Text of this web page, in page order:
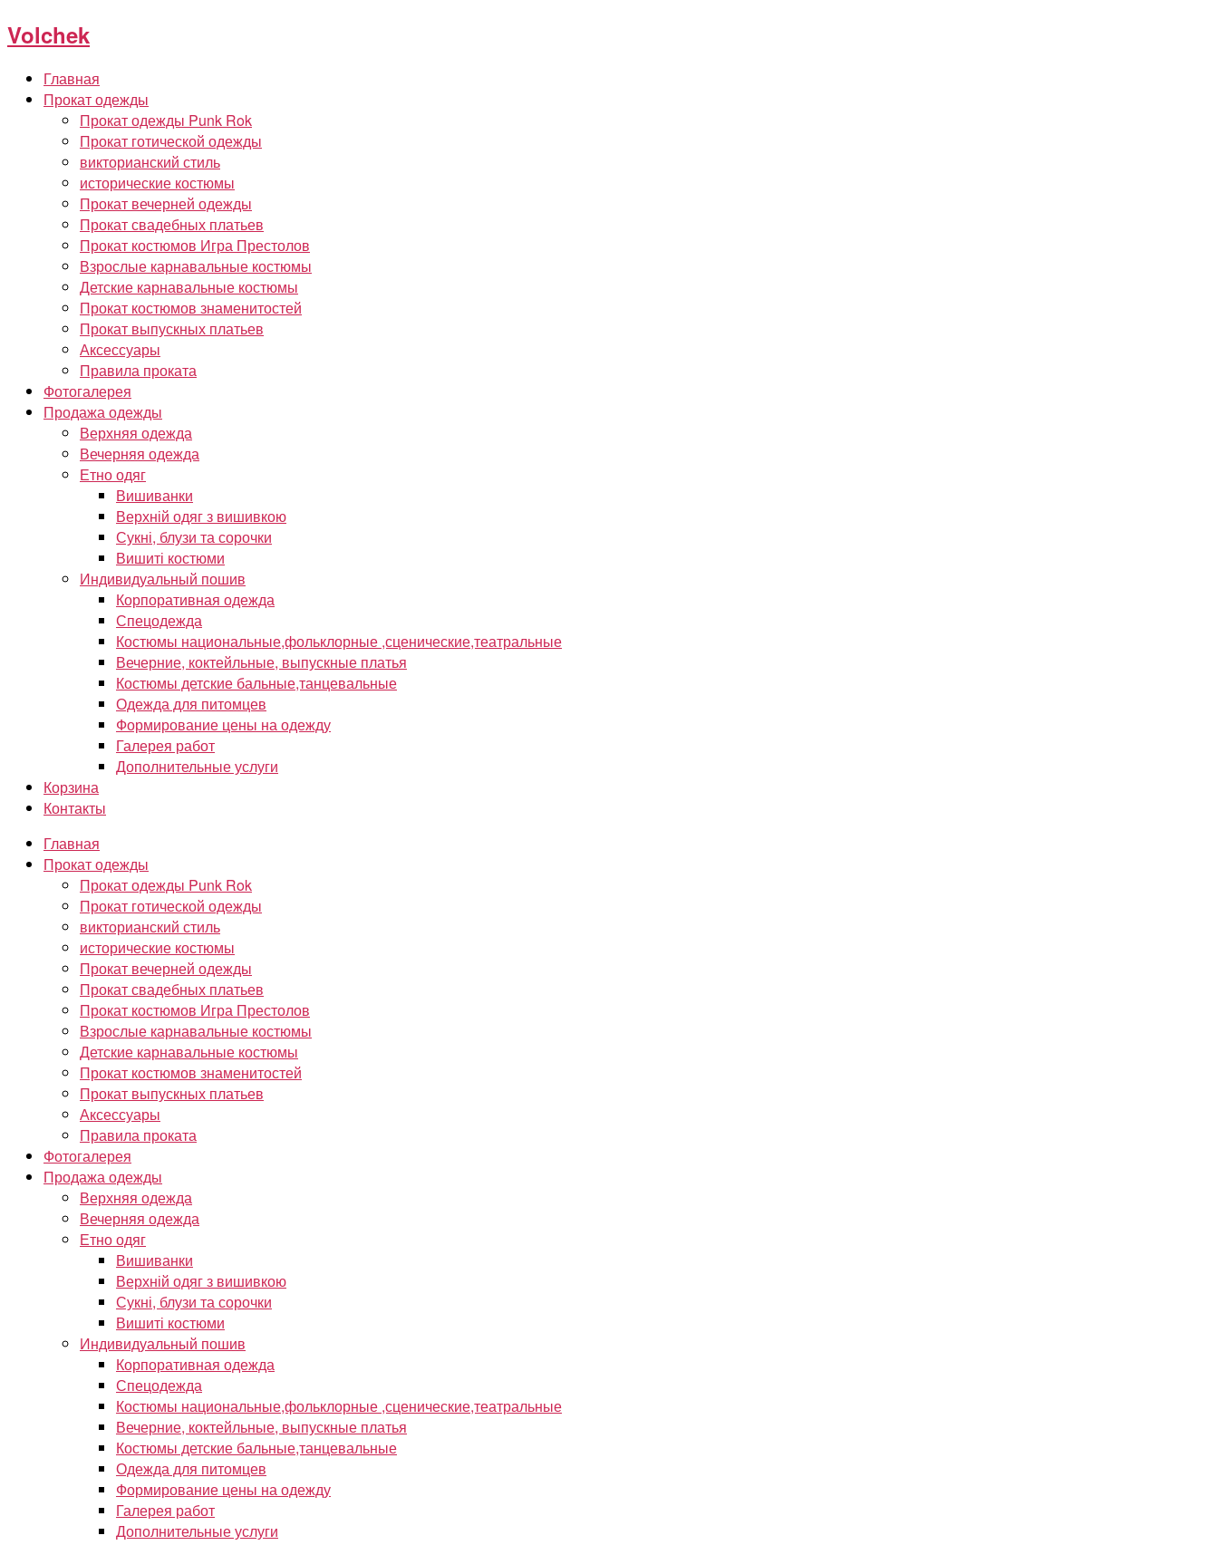
Volchek
Главная
Прокат одежды
Прокат одежды Punk Rok
Прокат готической одежды
викторианский стиль
исторические костюмы
Прокат вечерней одежды
Прокат свадебных платьев
Прокат костюмов Игра Престолов
Взрослые карнавальные костюмы
Детские карнавальные костюмы
Прокат костюмов знаменитостей
Прокат выпускных платьев
Аксессуары
Правила проката
Фотогалерея
Продажа одежды
Верхняя одежда
Вечерняя одежда
Етно одяг
Вишиванки
Верхній одяг з вишивкою
Сукні, блузи та сорочки
Вишиті костюми
Индивидуальный пошив
Корпоративная одежда
Спецодежда
Костюмы национальные,фольклорные ,сценические,театральные
Вечерние, коктейльные, выпускные платья
Костюмы детские бальные,танцевальные
Одежда для питомцев
Формирование цены на одежду
Галерея работ
Дополнительные услуги
Корзина
Контакты
Главная
Прокат одежды
Прокат одежды Punk Rok
Прокат готической одежды
викторианский стиль
исторические костюмы
Прокат вечерней одежды
Прокат свадебных платьев
Прокат костюмов Игра Престолов
Взрослые карнавальные костюмы
Детские карнавальные костюмы
Прокат костюмов знаменитостей
Прокат выпускных платьев
Аксессуары
Правила проката
Фотогалерея
Продажа одежды
Верхняя одежда
Вечерняя одежда
Етно одяг
Вишиванки
Верхній одяг з вишивкою
Сукні, блузи та сорочки
Вишиті костюми
Индивидуальный пошив
Корпоративная одежда
Спецодежда
Костюмы национальные,фольклорные ,сценические,театральные
Вечерние, коктейльные, выпускные платья
Костюмы детские бальные,танцевальные
Одежда для питомцев
Формирование цены на одежду
Галерея работ
Дополнительные услуги